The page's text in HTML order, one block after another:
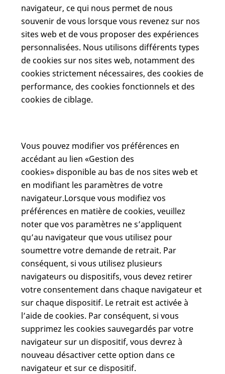
navigateur, ce qui nous permet de nous
souvenir de vous lorsque vous revenez sur nos
sites web et de vous proposer des expériences
personnalisées. Nous utilisons différents types
de cookies sur nos sites web, notamment des
cookies strictement nécessaires, des cookies de
performance, des cookies fonctionnels et des
cookies de ciblage.
Vous pouvez modifier vos préférences en
accédant au lien «Gestion des
cookies» disponible au bas de nos sites web et
en modifiant les paramètres de votre
navigateur.Lorsque vous modifiez vos
préférences en matière de cookies, veuillez
noter que vos paramètres ne s’appliquent
qu’au navigateur que vous utilisez pour
soumettre votre demande de retrait. Par
conséquent, si vous utilisez plusieurs
navigateurs ou dispositifs, vous devez retirer
votre consentement dans chaque navigateur et
sur chaque dispositif. Le retrait est activée à
l’aide de cookies. Par conséquent, si vous
supprimez les cookies sauvegardés par votre
navigateur sur un dispositif, vous devrez à
nouveau désactiver cette option dans ce
navigateur et sur ce dispositif.